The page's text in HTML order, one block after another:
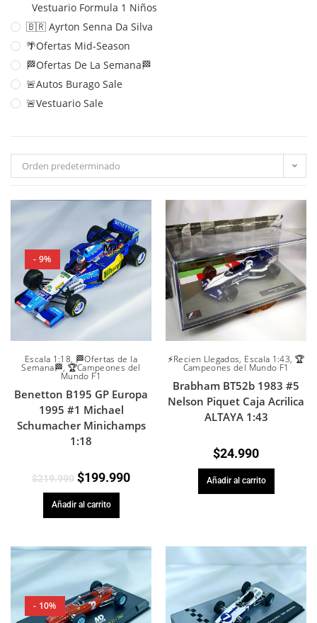
Vestuario Formula 1 Niños
🇧🇷 Ayrton Senna Da Silva
🌴Ofertas Mid-Season
🏁Ofertas De La Semana🏁
🚨Autos Burago Sale
🚨Vestuario Sale
Orden predeterminado
- 9%
Escala 1:18, 🏁Ofertas de la
Semana🏁, 🏆Campeones del
Mundo F1
Benetton B195 GP Europa
1995 #1 Michael
Schumacher Minichamps
1:18
$219.990 $199.990
Añadir al carrito
⚡Recien Llegados, Escala 1:43, 🏆
Campeones del Mundo F1
Brabham BT52b 1983 #5
Nelson Piquet Caja Acrilica
ALTAYA 1:43
$24.990
Añadir al carrito
- 10%